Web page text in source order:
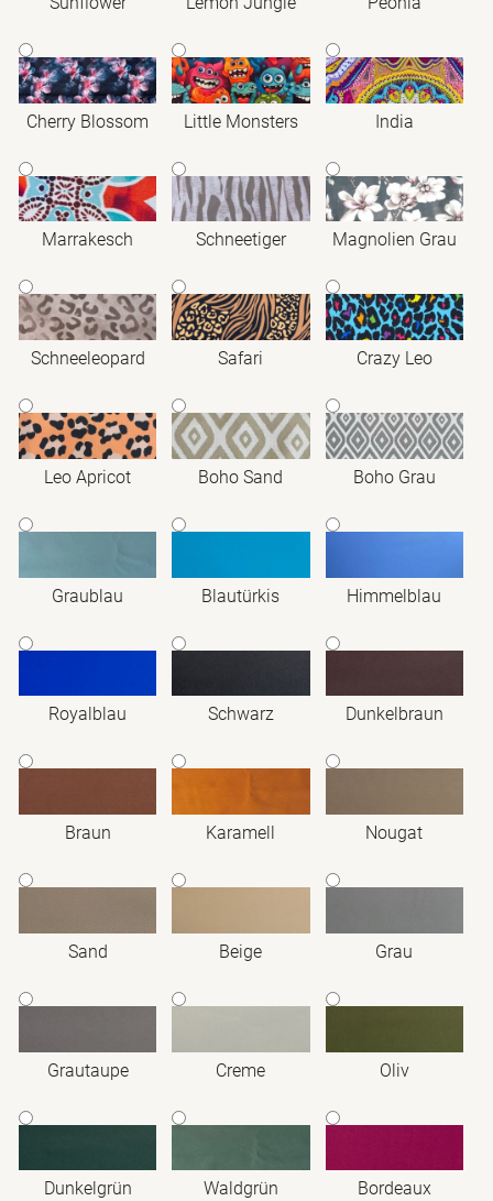
Cherry Blossom Little Monsters India
Marrakesch Schneetiger Magnolien Grau
Schneeleopard Safari Crazy Leo
Leo Apricot Boho Sand Boho Grau
Graublau Blautürkis Himmelblau
Royalblau Schwarz Dunkelbraun
Braun Karamell Nougat
Sand Beige Grau
Grautaupe Creme Oliv
Dunkelgrün Waldgrün Bordeaux